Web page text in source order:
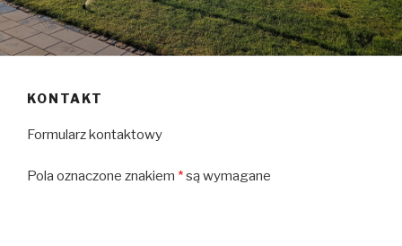
KONTAKT
Formularz kontaktowy
Pola oznaczone znakiem *są wymagane